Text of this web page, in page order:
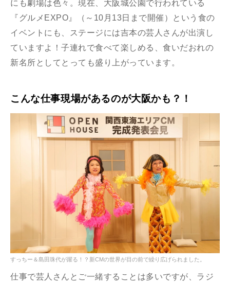
にも劇場は色々。現在、大阪城公園で行われている
『グルメEXPO』（～10月13日まで開催）という食の
イベントにも、ステージには吉本の芸人さんが出演し
ていますよ！子連れで食べて楽しめる、食いだおれの
新名所としてとっても盛り上がっています。
こんな仕事現場があるのが大阪かも？！
すっちー＆島田珠代が躍る！？新CMの世界が目の前で繰り広げられました。
仕事で芸人さんとご一緒することは多いですが、ラジ